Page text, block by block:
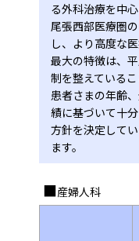
る外科治療を中
尾張西部医療圏
し、より高度な
最大の特徴は、
制を整えているこ
患者さまの年齢
績に基づいて十
方針を決定して
ます。
産婦人科